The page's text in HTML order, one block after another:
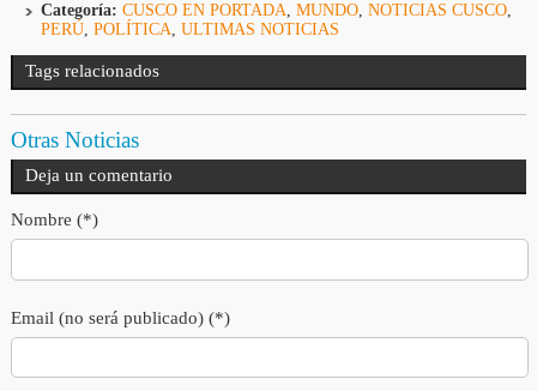
Categoría: CUSCO EN PORTADA, MUNDO, NOTICIAS CUSCO,
PERÚ, POLÍTICA, ULTIMAS NOTICIAS
Tags relacionados
Otras Noticias
Deja un comentario
Nombre (*)
Email (no será publicado) (*)